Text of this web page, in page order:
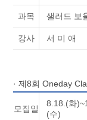
과목 샐러드 보
강사 서 미 애
· 제8회 Oneday
모집일
8.18.(화
(수)